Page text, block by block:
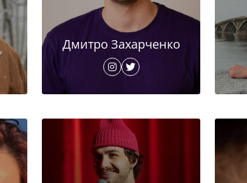
Дмитро Захарченко